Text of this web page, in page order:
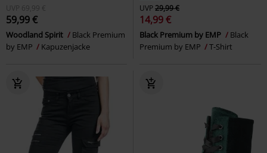
UVP
69,99 €
59,99 €
Woodland Spirit
Black Premium
by EMP
Kapuzenjacke
UVP29,99 €
14,99 €
Black Premium by EMP
Black
Premium by EMP
T-Shirt